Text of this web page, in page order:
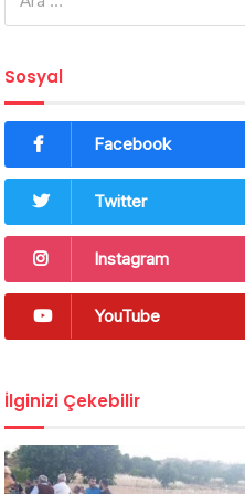
Sosyal
Facebook
Twitter
Instagram
YouTube
İlginizi Çekebilir